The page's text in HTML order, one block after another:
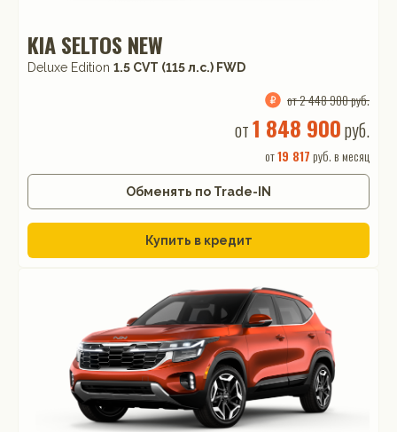
KIA SELTOS NEW
Deluxe Edition 1.5 CVT (115 л.с.) FWD
от 2 448 900 руб.
от1 848 900руб.
от19 817 руб. в месяц
Обменять по Trade-IN
Купить в кредит